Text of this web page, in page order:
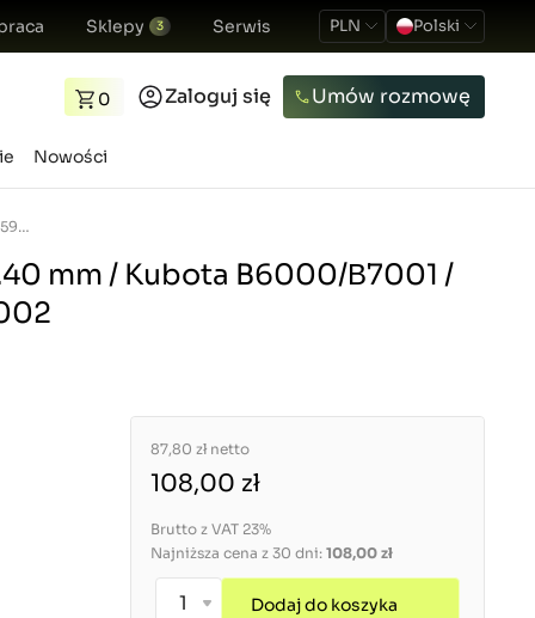
Sklepy 3 Serwis PLN Polski
0 Zaloguj się Umów rozmowę
Nowości
Sworzeń / 20 x 73.40 mm / Kubota B6000/Β7001 / 66591-56451 / 25002
mm / Kubota B6000/Β7001 /
87,80 zł netto
108,00 zł
Brutto z VAT 23%
Najniższa cena z 30 dni: 108,00 zł
Dodaj do koszyka